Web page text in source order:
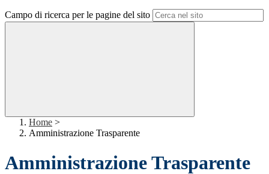
Campo di ricerca per le pagine del sito
Home >
Amministrazione Trasparente
Amministrazione Trasparente